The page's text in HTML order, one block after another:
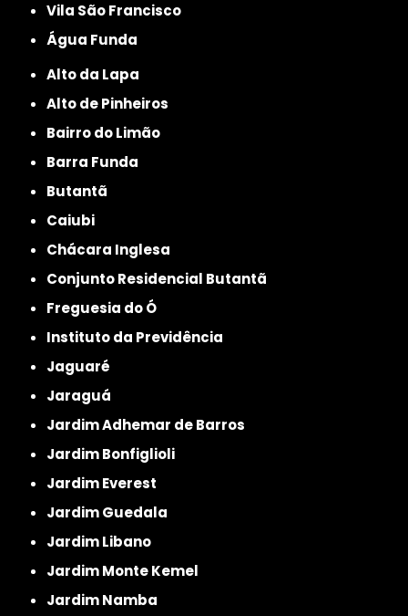
Vila São Francisco
Água Funda
Alto da Lapa
Alto de Pinheiros
Bairro do Limão
Barra Funda
Butantã
Caiubi
Chácara Inglesa
Conjunto Residencial Butantã
Freguesia do Ó
Instituto da Previdência
Jaguaré
Jaraguá
Jardim Adhemar de Barros
Jardim Bonfiglioli
Jardim Everest
Jardim Guedala
Jardim Libano
Jardim Monte Kemel
Jardim Namba